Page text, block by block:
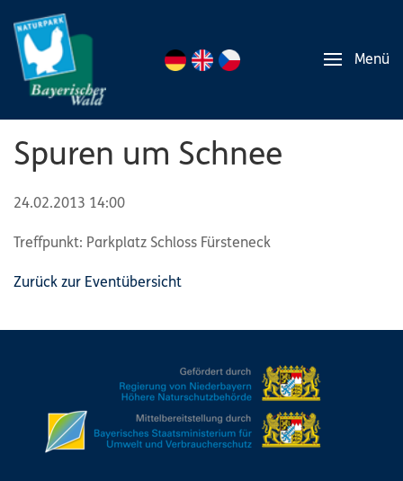
Menü
Spuren um Schnee
24.02.2013 14:00
Treffpunkt: Parkplatz Schloss Fürsteneck
Zurück zur Eventübersicht